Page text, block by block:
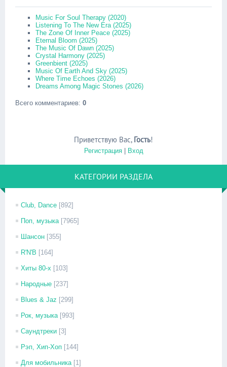
Music For Soul Therapy (2020)
Listening To The New Era (2025)
The Zone Of Inner Peace (2025)
Eternal Bloom (2025)
The Music Of Dawn (2025)
Crystal Harmony (2025)
Greenbient (2025)
Music Of Earth And Sky (2025)
Where Time Echoes (2026)
Dreams Among Magic Stones (2026)
Всего комментариев: 0
Приветствую Вас, Гость!
Регистрация| Вход
КАТЕГОРИИ РАЗДЕЛА
Club, Dance [892]
Поп, музыка [7965]
Шансон [355]
R'N'B [164]
Хиты 80-х [103]
Народные [237]
Blues & Jaz [299]
Рок, музыка [993]
Саундтреки [3]
Рэп, Хип-Хоп [144]
Для мобильника [1]